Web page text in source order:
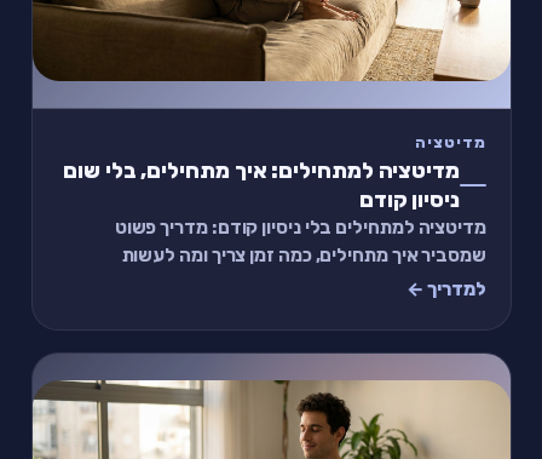
מדיטציה
מדיטציה למתחילים: איך מתחילים, בלי שום
ניסיון קודם
מדיטציה למתחילים בלי ניסיון קודם: מדריך פשוט
שמסביר איך מתחילים, כמה זמן צריך ומה לעשות
כשהמחשבות לא מפסיקות. נסו תרגיל קצר כבר עכשיו.
למדריך ←